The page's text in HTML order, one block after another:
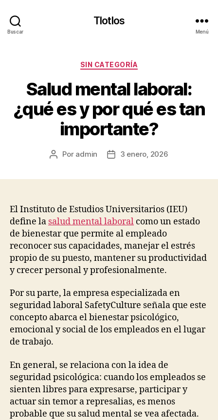
Buscar
Tlotlos
Menú
Categorías
SIN CATEGORÍA
Salud mental laboral:
¿qué es y por qué es tan
importante?
Autor
Por admin
Fecha3 enero, 2026
El Instituto de Estudios Universitarios (IEU)
define la salud mental laboral como un estado
de bienestar que permite al empleado
reconocer sus capacidades, manejar el estrés
propio de su puesto, mantener su productividad
y crecer personal y profesionalmente.
Por su parte, la empresa especializada en
seguridad laboral SafetyCulture señala que este
concepto abarca el bienestar psicológico,
emocional y social de los empleados en el lugar
de trabajo.
En general, se relaciona con la idea de
seguridad psicológica: cuando los empleados se
sienten libres para expresarse, participar y
actuar sin temor a represalias, es menos
probable que su salud mental se vea afectada.